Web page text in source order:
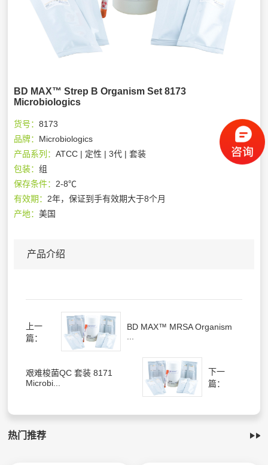
BD MAX™ Strep B Organism Set 8173
Microbiologics
货号：8173
品牌： Microbiologics
产品系列：ATCC | 定性 | 3代 | 套装
包装：组
保存条件： 2-8℃
有效期： 2年，保证到手有效期大于8个月
产地：美国
产品介绍
上一
篇：
BD MAX™ MRSA Organism
艰难梭菌QC 套装 8171
Microbi...
下一
篇：
热门推荐